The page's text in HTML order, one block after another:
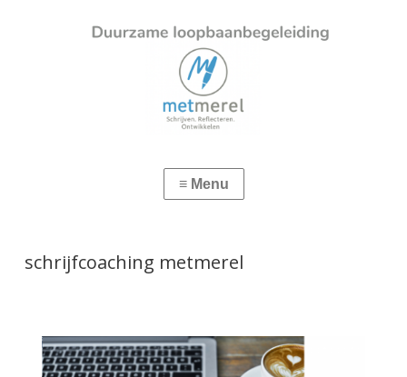
schrijfcoaching metmerel